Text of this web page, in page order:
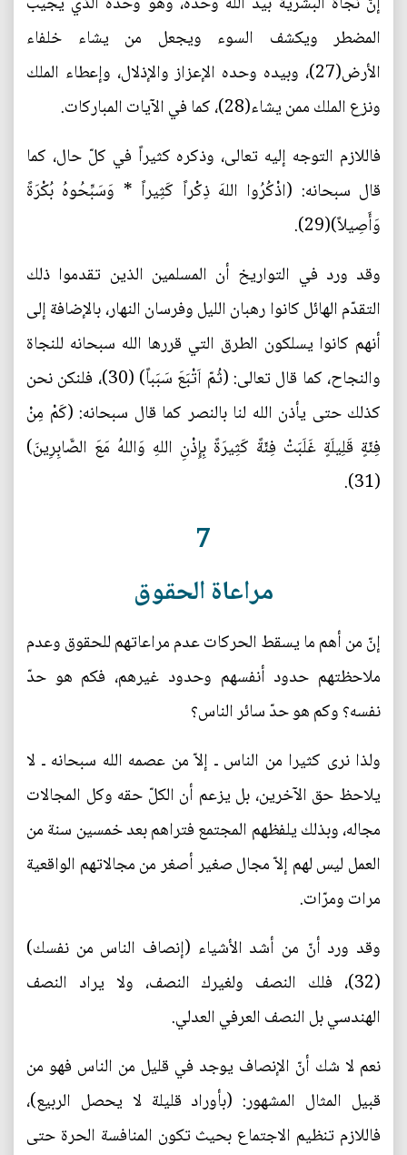
المضطر ويكشف السوء ويجعل من يشاء خلفاء
الأرض(27)، وبيده وحده الإعزاز والإذلال، وإعطاء الملك
ونزع الملك ممن يشاء(28)، كما في الآيات المباركات.
فاللازم التوجه إليه تعالى، وذكره كثيراً في كلّ حال، كما
قال سبحانه: (اذْكُرُوا اللهَ ذِكْراً كَثِيراً * وَسَبِّحُوهُ بُكْرَةً
وَأَصِيلاً)(29).
وقد ورد في التواريخ أن المسلمين الذين تقدموا ذلك
التقدّم الهائل كانوا رهبان الليل وفرسان النهار، بالإضافة إلى
أنهم كانوا يسلكون الطرق التي قررها الله سبحانه للنجاة
والنجاح، كما قال تعالى: (ثُمّ اَتْبَعَ سَبَباً) (30)، فلنكن نحن
كذلك حتى يأذن الله لنا بالنصر كما قال سبحانه: (كَمْ مِنْ
فِئَةٍ قَلِيلَةٍ غَلَبَتْ فِئَةً كَثِيرَةً بِإِذْنِ اللهِ وَاللهُ مَعَ الصَّابِرِينَ)
(31).
7
مراعاة الحقوق
إنّ من أهم ما يسقط الحركات عدم مراعاتهم للحقوق وعدم
ملاحظتهم حدود أنفسهم وحدود غيرهم، فكم هو حدّ
نفسه؟ وكم هو حدّ سائر الناس؟
ولذا نرى كثيرا من الناس ـ إلاّ من عصمه الله سبحانه ـ لا
يلاحظ حق الآخرين، بل يزعم أن الكلّ حقه وكل المجالات
مجاله، وبذلك يلفظهم المجتمع فتراهم بعد خمسين سنة من
العمل ليس لهم إلاّ مجال صغير أصغر من مجالاتهم الواقعية
مرات ومرّات.
وقد ورد أنّ من أشد الأشياء (إنصاف الناس من نفسك)
(32)، فلك النصف ولغيرك النصف، ولا يراد النصف
الهندسي بل النصف العرفي العدلي.
نعم لا شك أنّ الإنصاف يوجد في قليل من الناس فهو من
قبيل المثال المشهور: (بأوراد قليلة لا يحصل الربيع)،
فاللازم تنظيم الاجتماع بحيث تكون المنافسة الحرة حتى